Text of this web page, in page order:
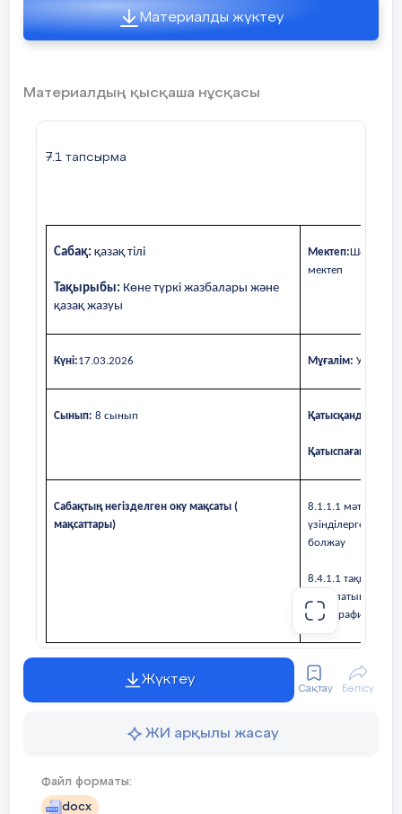
Материалды жүктеу
Материалдың қысқаша нұсқасы
7.1 тапсырма
Сабақ: қазақ тілі
Тақырыбы: Көне түркі жазбалары және
қазақ жазуы
Мектеп: Шона
мектеп
Күні:17.03.2026 Мұғалім: Усен
Сынып: 8 сынып Қатысқандар
Қатыспағандар :
Сабақтың негізделген оку мақсаты (
мақсаттары)
8.1.1.1 мәтіннен
үзінділерге
болжау
8.4.1.1 тақырып
жазылатын
орфографиялық
Сабақтың мақсаты - Мәтіндегі
Жүктеу
Сақтау Бөлісу
ЖИ арқылы жасау
Файл форматы:
docx